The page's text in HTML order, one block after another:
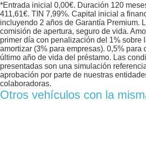
*Entrada inicial 0,00€. Duración 120
411,61€. TIN 7,99%. Capital inicial a
incluyendo 2 años de Garantía Premium.
comisión de apertura, seguro de vida.
primer día con penalización del 1% sobre
amortizar (3% para empresas). 0,5% para
último año de vida del préstamo. Las
presentadas son una simulación
aprobación por parte de nuestras
colaboradoras.
Otros vehículos con la